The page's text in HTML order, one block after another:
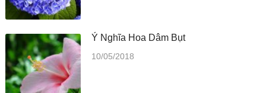
Ý Nghĩa Hoa Dâm Bụt
10/05/2018